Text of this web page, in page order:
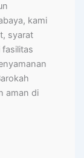
kami
syarat
aman di